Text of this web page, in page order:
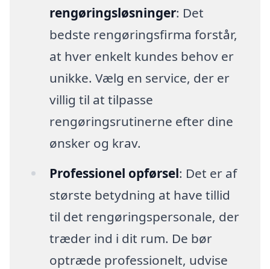
rengøringsløsninger: Det
bedste rengøringsfirma forstår,
at hver enkelt kundes behov er
unikke. Vælg en service, der er
villig til at tilpasse
rengøringsrutinerne efter dine
ønsker og krav.
Professionel opførsel: Det er af
største betydning at have tillid
til det rengøringspersonale, der
træder ind i dit rum. De bør
optræde professionelt, udvise